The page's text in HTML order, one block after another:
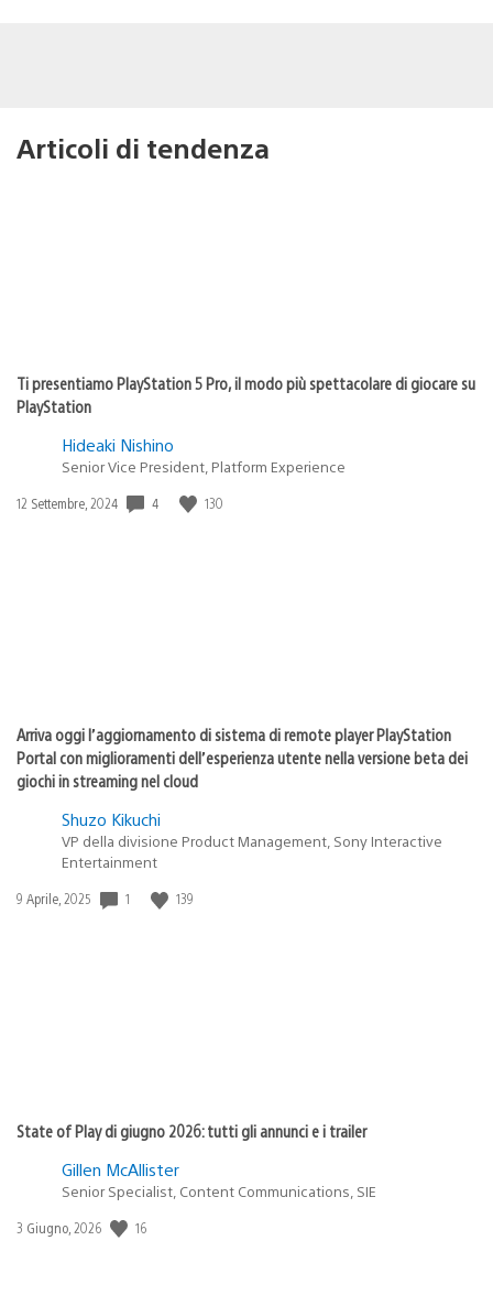
Articoli di tendenza
Ti presentiamo PlayStation 5 Pro, il modo più spettacolare di giocare su
PlayStation
Hideaki Nishino
Senior Vice President, Platform Experience
Data
12 Settembre, 2024 4 130
Arriva oggi l’aggiornamento di sistema di remote player PlayStation
Portal con miglioramenti dell’esperienza utente nella versione beta dei
giochi in streaming nel cloud
Shuzo Kikuchi
VP della divisione Product Management, Sony Interactive
Entertainment
Data
9 Aprile, 2025 1 139
State of Play di giugno 2026: tutti gli annunci e i trailer
Gillen McAllister
Senior Specialist, Content Communications, SIE
Data
3 Giugno, 2026 16